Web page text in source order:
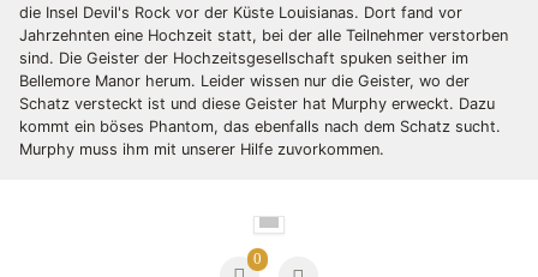
die Insel Devil's Rock vor der Küste Louisianas. Dort fand vor
Jahrzehnten eine Hochzeit statt, bei der alle Teilnehmer verstorben
sind. Die Geister der Hochzeitsgesellschaft spuken seither im
Bellemore Manor herum. Leider wissen nur die Geister, wo der
Schatz versteckt ist und diese Geister hat Murphy erweckt. Dazu
kommt ein böses Phantom, das ebenfalls nach dem Schatz sucht.
Murphy muss ihm mit unserer Hilfe zuvorkommen.
0